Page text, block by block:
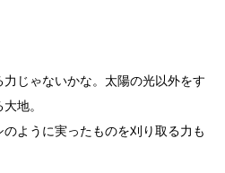
じゃないかな。太陽の光以外をす
地。
ように実ったものを刈り取る力も